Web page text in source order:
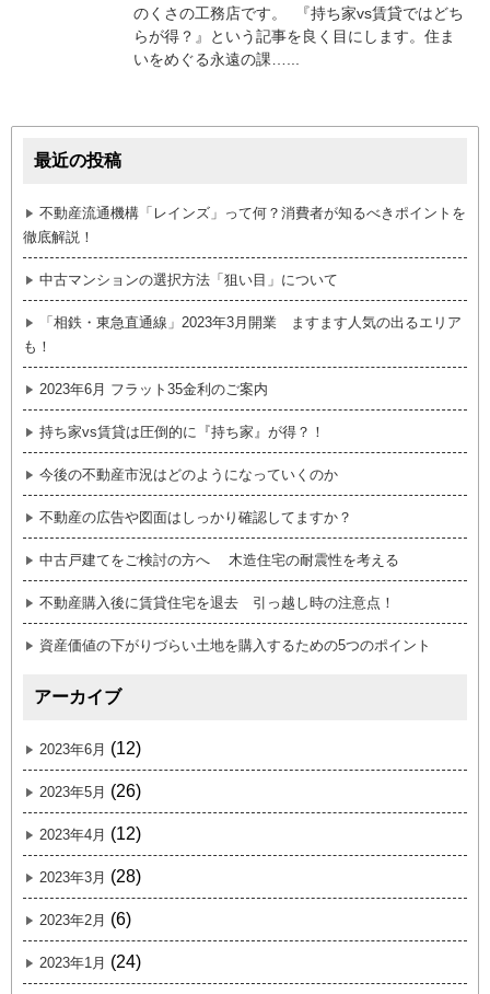
のくさの工務店です。 『持ち家vs賃貸ではどち
らが得？』という記事を良く目にします。住ま
いをめぐる永遠の課…...
最近の投稿
不動産流通機構「レインズ」って何？消費者が知るべきポイントを
徹底解説！
中古マンションの選択方法「狙い目」について
「相鉄・東急直通線」2023年3月開業 ますます人気の出るエリア
も！
2023年6月 フラット35金利のご案内
持ち家vs賃貸は圧倒的に『持ち家』が得？！
今後の不動産市況はどのようになっていくのか
不動産の広告や図面はしっかり確認してますか？
中古戸建てをご検討の方へ 木造住宅の耐震性を考える
不動産購入後に賃貸住宅を退去 引っ越し時の注意点！
資産価値の下がりづらい土地を購入するための5つのポイント
アーカイブ
2023年6月 (12)
2023年5月 (26)
2023年4月 (12)
2023年3月 (28)
2023年2月 (6)
2023年1月 (24)